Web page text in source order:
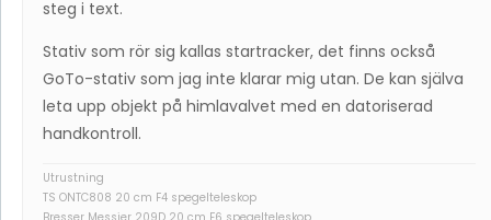
steg i text.
Stativ som rör sig kallas startracker, det finns också
GoTo-stativ som jag inte klarar mig utan. De kan själva
leta upp objekt på himlavalvet med en datoriserad
handkontroll.
Utrustning
TS ONTC808 20 cm F4 spegelteleskop